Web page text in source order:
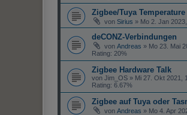
Zigbee/Tuya
von Sirius » Mo 2. Jan
deCONZ-Verbindungen
von Andreas » Mo 23. Mai
Rating: 20%
Zigbee Hardware Talk
von Jim_OS » Mi 27. Okt 2021,
Rating: 6.67%
Zigbee auf Tuya oder
von Andreas » Mo 4. Apr